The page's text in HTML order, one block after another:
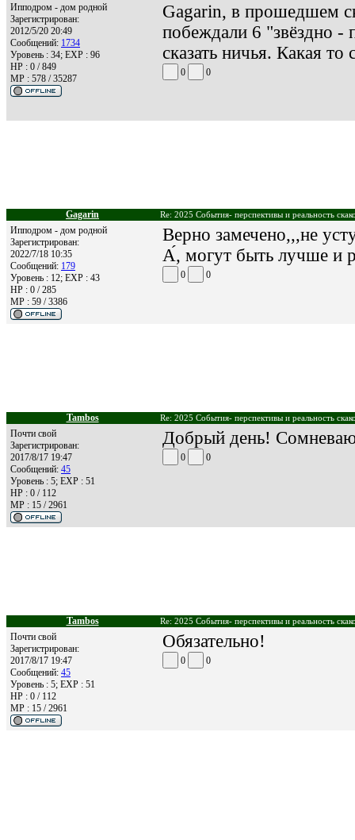
Ипподром - дом родной
Зарегистрирован:
2012/5/20 20:49
Сообщений: 1734
Уровень : 34; EXP : 96
HP : 0 / 849
MP : 578 / 35287
Gagarin, в прошедшем
побеждали 6 "звёздно -
сказать ничья. Какая то
0 0
Gagarin Re: 2025 События- перспективы и реальность
Ипподром - дом родной
Зарегистрирован:
2022/7/18 10:35
Сообщений: 179
Уровень : 12; EXP : 43
HP : 0 / 285
MP : 59 / 3386
Верно замечено,,,не
А́, могут быть лучше и
0 0
Tambos Re: 2025 События- перспективы и реальность
Почти свой
Зарегистрирован:
2017/8/17 19:47
Сообщений: 45
Уровень : 5; EXP : 51
HP : 0 / 112
MP : 15 / 2961
Добрый день!
0 0
Tambos Re: 2025 События- перспективы и реальность
Почти свой
Зарегистрирован:
2017/8/17 19:47
Сообщений: 45
Уровень : 5; EXP : 51
HP : 0 / 112
MP : 15 / 2961
Обязательно!
0 0